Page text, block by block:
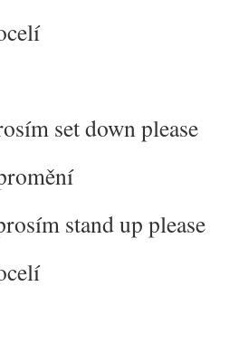
set down please
stand up please